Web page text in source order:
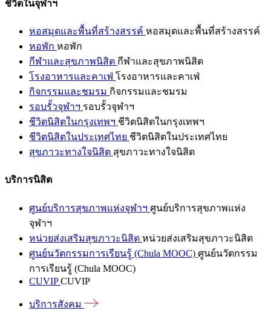
ชีวิตในจุฬาฯ
หอสมุดและพื้นที่สร้างสรรค์ หอสมุดและพื้นที่สร้างสรรค์
หอพัก หอพัก
กีฬาและสุขภาพนิสิต กีฬาและสุขภาพนิสิต
โรงอาหารและคาเฟ่ โรงอาหารและคาเฟ่
กิจกรรมและชมรม กิจกรรมและชมรม
รอบรั้วจุฬาฯ รอบรั้วจุฬาฯ
ชีวิตนิสิตในกรุงเทพฯ ชีวิตนิสิตในกรุงเทพฯ
ชีวิตนิสิตในประเทศไทย ชีวิตนิสิตในประเทศไทย
สุขภาวะทางใจนิสิต สุขภาวะทางใจนิสิต
บริการนิสิต
ศูนย์บริการสุขภาพแห่งจุฬาฯ ศูนย์บริการสุขภาพแห่ง
จุฬาฯ
หน่วยส่งเสริมสุขภาวะนิสิต หน่วยส่งเสริมสุขภาวะนิสิต
ศูนย์นวัตกรรมการเรียนรู้ (Chula MOOC) ศูนย์นวัตกรรม
การเรียนรู้ (Chula MOOC)
CUVIPCUVIP
บริการสังคม